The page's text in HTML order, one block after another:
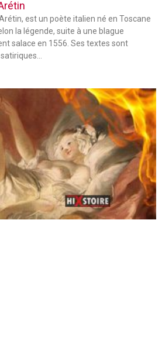
est un poète italien né en Toscane
la légende, suite à une blague
salace en 1556. Ses textes sont